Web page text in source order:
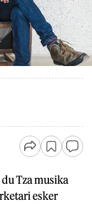
Tza musika
esker